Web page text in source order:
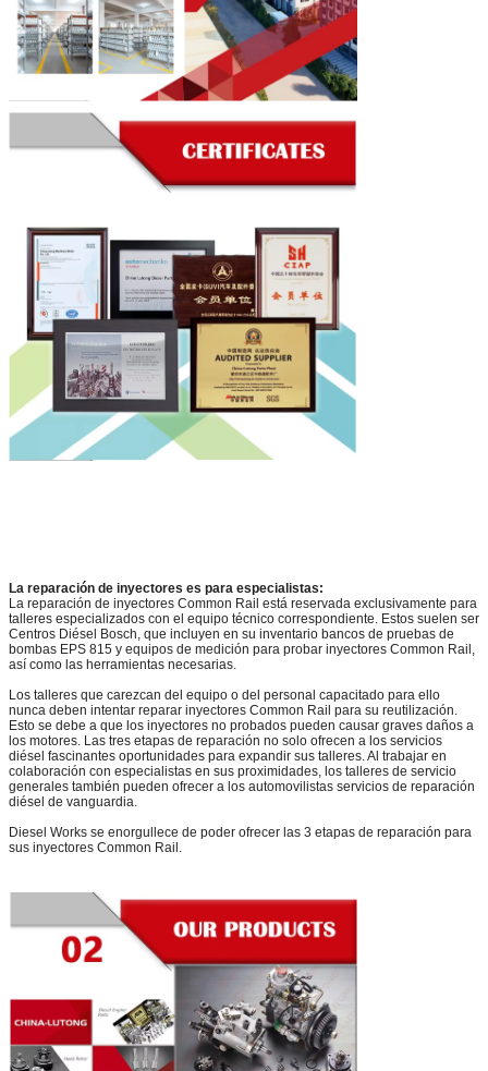
La reparación de inyectores es para especialistas:
La reparación de inyectores Common Rail está reservada exclusivamente para
talleres especializados con el equipo técnico correspondiente. Estos suelen ser
Centros Diésel Bosch, que incluyen en su inventario bancos de pruebas de
bombas EPS 815 y equipos de medición para probar inyectores Common Rail,
así como las herramientas necesarias.
Los talleres que carezcan del equipo o del personal capacitado para ello
nunca deben intentar reparar inyectores Common Rail para su reutilización.
Esto se debe a que los inyectores no probados pueden causar graves daños a
los motores. Las tres etapas de reparación no solo ofrecen a los servicios
diésel fascinantes oportunidades para expandir sus talleres. Al trabajar en
colaboración con especialistas en sus proximidades, los talleres de servicio
generales también pueden ofrecer a los automovilistas servicios de reparación
diésel de vanguardia.
Diesel Works se enorgullece de poder ofrecer las 3 etapas de reparación para
sus inyectores Common Rail.